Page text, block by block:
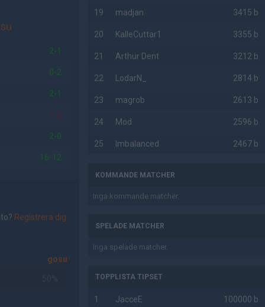
2-1
0-2
2-1
1-2
2-0
16-12
Registrera dig
gosu
50%
19 madjan 3415 b
20 KalleCuttar1 3355 b
21 Arthur Dent 3212 b
22 LodarN_ 2814 b
23 magrob 2613 b
24 Mod 2596 b
25 Imbalanced 2467 b
KOMMANDE MATCHER
Inga kommande matcher.
SPELADE MATCHER
Inga spelade matcher.
TOPPLISTA TIPSET
1 JacceE 100000 b